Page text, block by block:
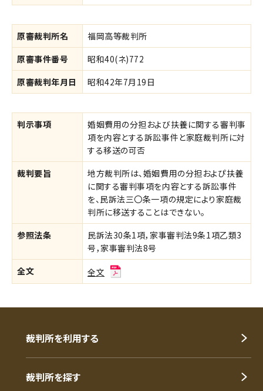
原審裁判所名
福岡高等裁判所
原審事件番号
昭和40(ネ)772
原審裁判年月日
昭和42年7月19日
判示事項
婚姻費用の分担および扶養に関する審判事
項を内容とする訴訟事件と家庭裁判所に対
する移送の可否
裁判要旨
地方裁判所は、婚姻費用の分担およぴ扶養
に関する審判事項を内容とする訴訟事件
を、民訴法三〇条一項の規定により家庭裁
判所に移送することはできない。
参照法条
民訴法30条1項，家事審判法9条1項乙類3
号，家事審判法8号
全文
全文
裁判所を利用する
裁判所を探す